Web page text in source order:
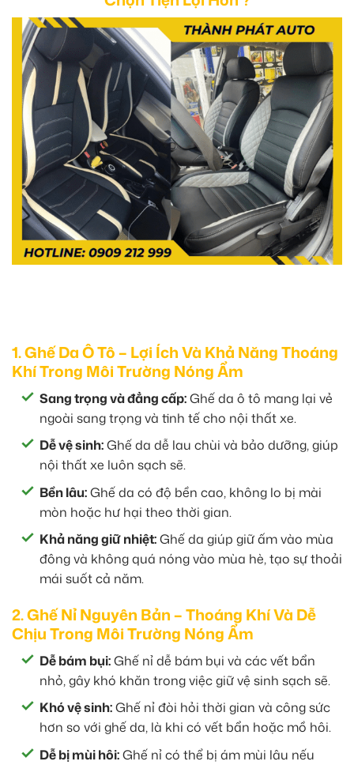
1. Ghế Da Ô Tô – Lợi Ích Và Khả Năng Thoáng
Khí Trong Môi Trường Nóng Ẩm
Sang trọng và đẳng cấp:Ghế da ô tô mang lại vẻ
ngoài sang trọng và tinh tế cho nội thất xe.
Dễ vệ sinh:Ghế da dễ lau chùi và bảo dưỡng, giúp
nội thất xe luôn sạch sẽ.
Bền lâu:Ghế da có độ bền cao, không lo bị mài
mòn hoặc hư hại theo thời gian.
Khả năng giữ nhiệt:Ghế da giúp giữ ấm vào mùa
đông và không quá nóng vào mùa hè, tạo sự thoải
mái suốt cả năm.
2. Ghế Nỉ Nguyên Bản – Thoáng Khí Và Dễ
Chịu Trong Môi Trường Nóng Ẩm
Dễ bám bụi:Ghế nỉ dễ bám bụi và các vết bẩn
nhỏ, gây khó khăn trong việc giữ vệ sinh sạch sẽ.
Khó vệ sinh:Ghế nỉ đòi hỏi thời gian và công sức
hơn so với ghế da, là khi có vết bẩn hoặc mồ hôi.
Dễ bị mùi hôi:Ghế nỉ có thể bị ám mùi lâu nếu